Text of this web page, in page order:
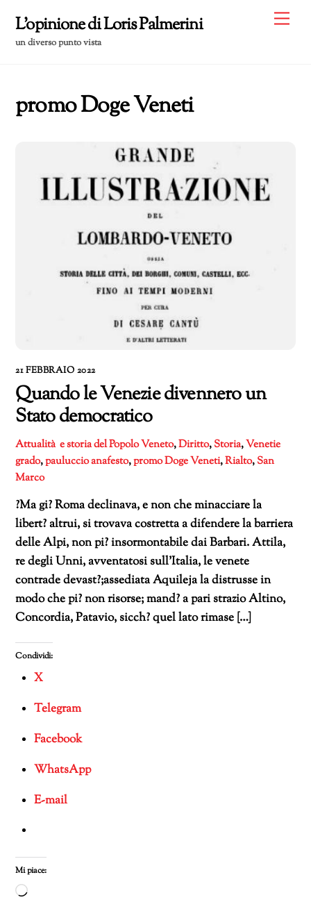
content
L'opinione di Loris Palmerini
un diverso punto vista
promo Doge Veneti
21 FEBBRAIO 2022
Quando le Venezie divennero un
Stato democratico
Attualità e storia del Popolo Veneto,Diritto,Storia,Venetie
grado,pauluccio anafesto,promo Doge Veneti,Rialto,San
Marco
?Ma gi? Roma declinava, e non che minacciare la
libert? altrui, si trovava costretta a difendere la barriera
delle Alpi, non pi? insormontabile dai Barbari. Attila,
re degli Unni, avventatosi sull’Italia, le venete
contrade devast?;assediata Aquileja la distrusse in
modo che pi? non risorse; mand? a pari strazio Altino,
Concordia, Patavio, sicch? quel lato rimase […]
Condividi:
X
Telegram
Facebook
WhatsApp
E-mail
Mi piace:
Caricamento